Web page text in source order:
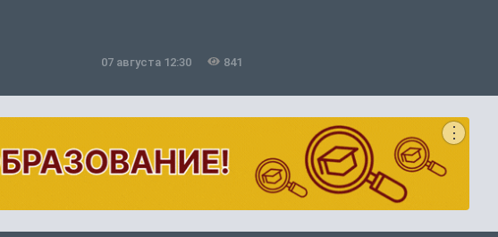
07 августа 12:30 841